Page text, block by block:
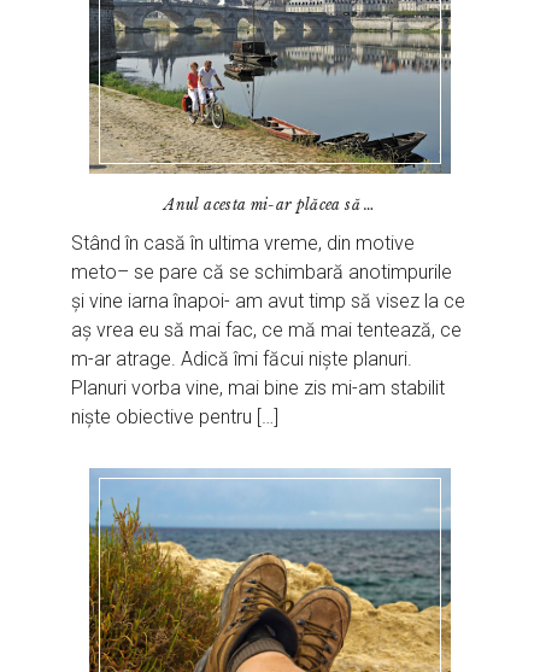
Anul acesta mi-ar plăcea să …
Stând în casă în ultima vreme, din motive
meto– se pare că se schimbară anotimpurile
și vine iarna înapoi- am avut timp să visez la ce
aș vrea eu să mai fac, ce mă mai tentează, ce
m-ar atrage. Adică îmi făcui niște planuri.
Planuri vorba vine, mai bine zis mi-am stabilit
niște obiective pentru […]